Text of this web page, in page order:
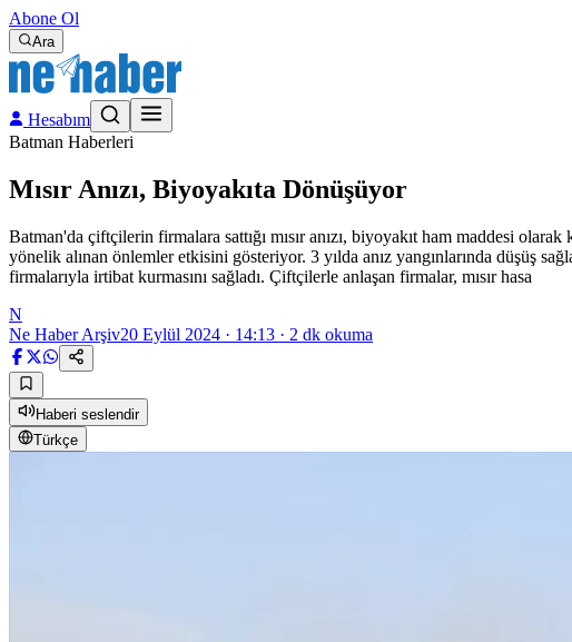
Abone Ol
Ara
Hesabım
Batman Haberleri
Mısır Anızı, Biyoyakıta Dönüşüyor
Batman'da çiftçilerin firmalara sattığı mısır anızı, biyoyakıt ham maddesi
yönelik alınan önlemler etkisini gösteriyor. 3 yılda anız yangınlarında düşüş
firmalarıyla irtibat kurmasını sağladı. Çiftçilerle anlaşan firmalar, mısır hasa
N
Ne Haber Arşiv20 Eylül 2024 · 14:13 · 2 dk okuma
Haberi seslendir
Türkçe